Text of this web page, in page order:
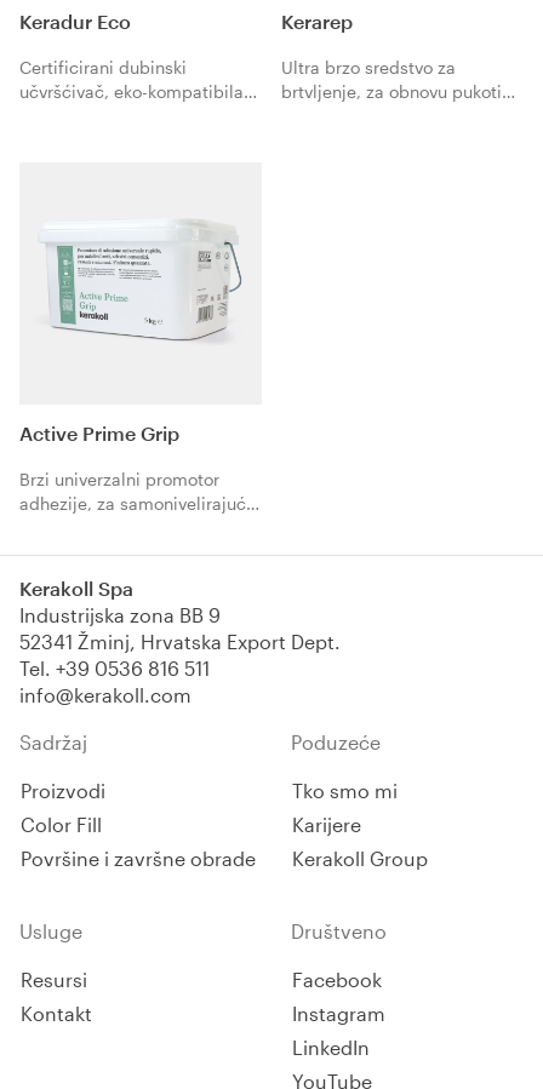
Keradur Eco
Certificirani dubinski
učvršćivač, eko-kompatibilan
Kerarep
Ultra brzo sredstvo za
brtvljenje, za obnovu pukotina
Active Prime Grip
Brzi univerzalni promotor
adhezije, za samonivelirajuće
za glađenje i žbuke. Završna
Kerakoll Spa
Industrijska zona BB 9
52341 Žminj, Hrvatska Export Dept.
Tel. +39 0536 816 511
info@kerakoll.com
Sadržaj
Proizvodi
Color Fill
Površine i završne obrade
Poduzeće
Tko smo mi
Karijere
Kerakoll Group
Usluge
Resursi
Kontakt
Društveno
Facebook
Instagram
LinkedIn
YouTube